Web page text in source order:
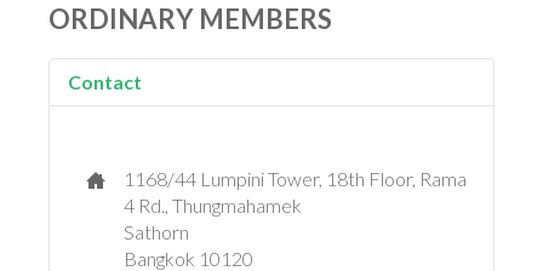
ORDINARY MEMBERS
Contact
1168/44 Lumpini Tower, 18th Floor, Rama
4 Rd., Thungmahamek
Sathorn
Bangkok 10120